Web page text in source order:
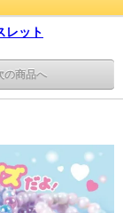
レット
の商品へ